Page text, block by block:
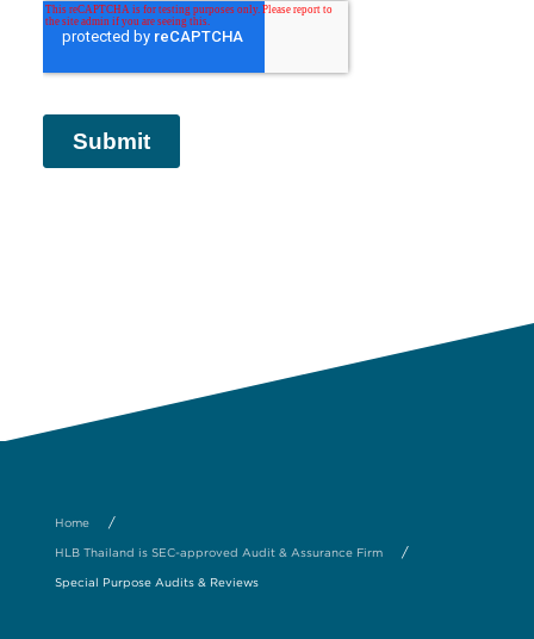
Home /
HLB Thailand is SEC-approved Audit & Assurance Firm /
Special Purpose Audits & Reviews